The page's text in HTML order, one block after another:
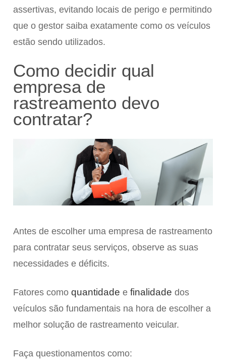
assertivas, evitando locais de perigo e permitindo
que o gestor saiba exatamente como os veículos
estão sendo utilizados.
Como decidir qual
empresa de
rastreamento devo
contratar?
Antes de escolher uma empresa de rastreamento
para contratar seus serviços, observe as suas
necessidades e déficits.
Fatores como quantidade e finalidade dos
veículos são fundamentais na hora de escolher a
melhor solução de rastreamento veicular.
Faça questionamentos como: